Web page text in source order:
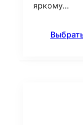
яркому…